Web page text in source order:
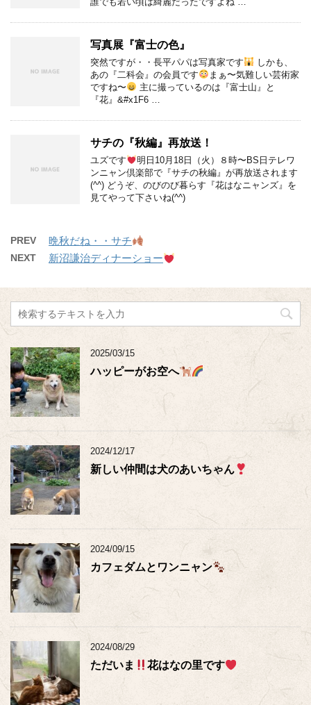
写真展『富士の色』
突然ですが・・長平パパは写真家です
しかも、
あの『二科会』の会員です
まぁ〜気難しい芸術家
ですね〜
主に撮っているのは『富士山』と
『花』&#x1F6 …
サチの『秋編』再放送！
ユズです
明日10月18日（火）８時〜BS日テレワ
ンニャン倶楽部で『サチの秋編』が再放送されます
(^^) どうぞ、のびのび暮らす『花はなニャンズ』を
見てやって下さいね(^^)
PREV 晩秋だね・・サチ
NEXT 新沼謙治ディナーショー
2025/03/15
ハッピーがお空へ
2024/12/17
新しい仲間は犬のあいちゃん
2024/09/15
カフェダムとワンニャン
2024/08/29
ただいま 花はなの里です